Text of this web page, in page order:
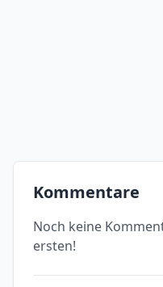
Kommentare
Noch keine
ersten!